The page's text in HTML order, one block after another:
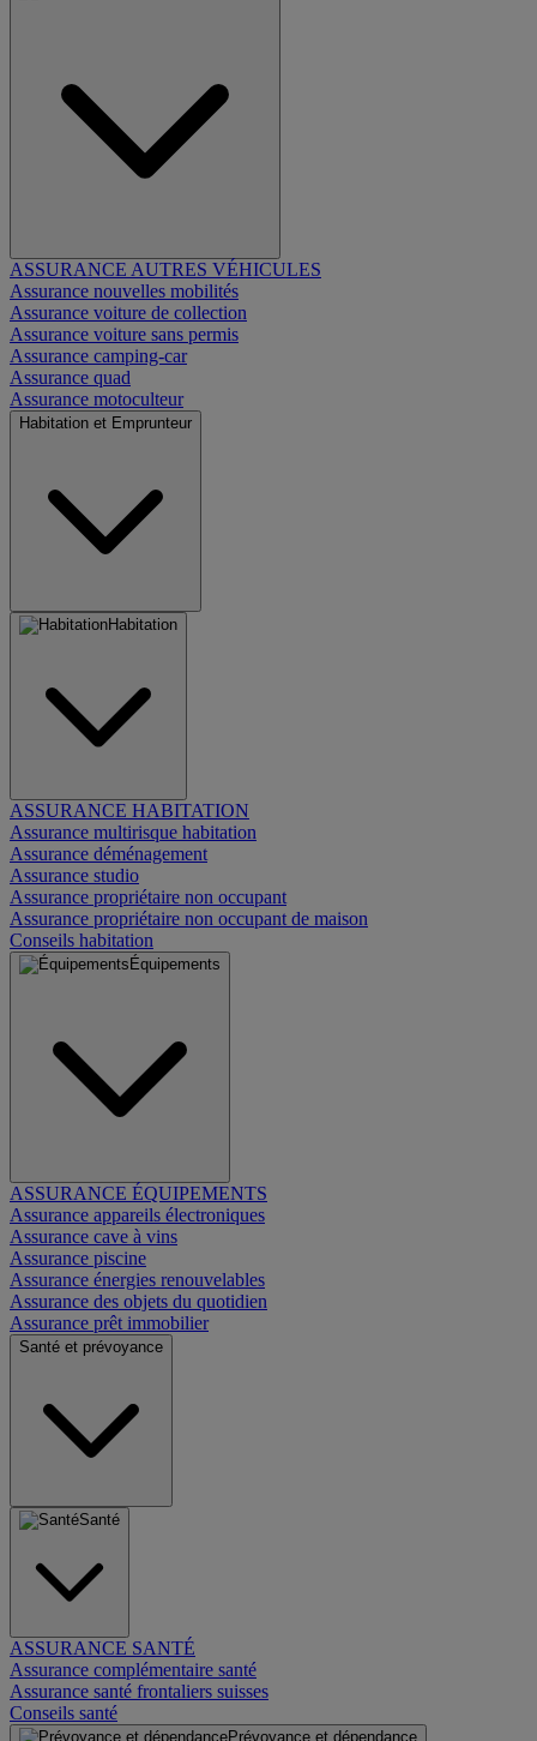
ASSURANCE AUTRES VÉHICULES
Assurance nouvelles mobilités
Assurance voiture de collection
Assurance voiture sans permis
Assurance camping-car
Assurance quad
Assurance motoculteur
Habitation et Emprunteur
Habitation
ASSURANCE HABITATION
Assurance multirisque habitation
Assurance déménagement
Assurance studio
Assurance propriétaire non occupant
Assurance propriétaire non occupant de maison
Conseils habitation
Équipements
ASSURANCE ÉQUIPEMENTS
Assurance appareils électroniques
Assurance cave à vins
Assurance piscine
Assurance énergies renouvelables
Assurance des objets du quotidien
Assurance prêt immobilier
Santé et prévoyance
Santé
ASSURANCE SANTÉ
Assurance complémentaire santé
Assurance santé frontaliers suisses
Conseils santé
Prévoyance et dépendance